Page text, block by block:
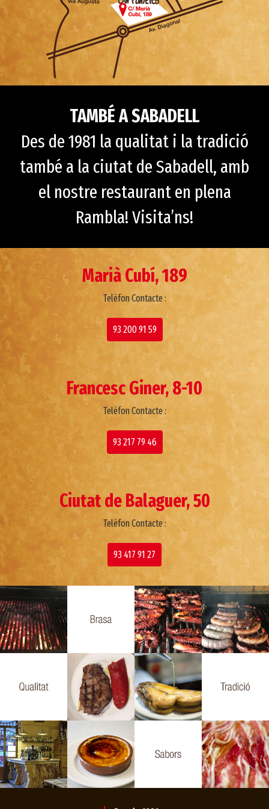
TAMBÉ A SABADELL
Des de 1981 la qualitat i la tradició
també a la ciutat de Sabadell, amb
el nostre restaurant en plena
Rambla! Visita’ns!
Marià Cubí, 189
Telèfon Contacte :
93 200 91 59
Francesc Giner, 8-10
Telèfon Contacte :
93 217 79 46
Ciutat de Balaguer, 50
Telèfon Contacte :
93 417 91 27